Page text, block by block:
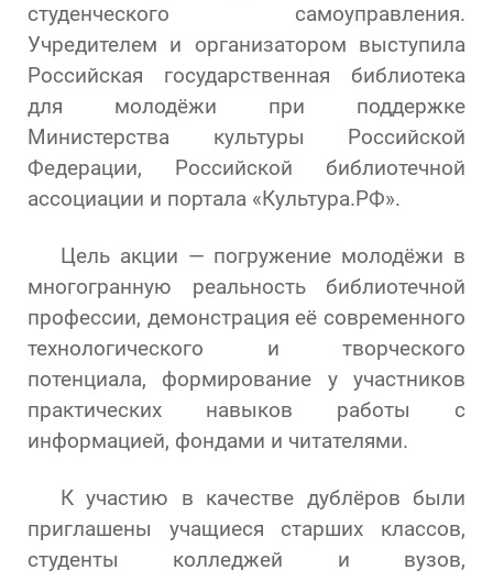
студенческого самоуправления.
Учредителем и организатором выступила
Российская государственная библиотека
для молодёжи при поддержке
Министерства культуры Российской
Федерации, Российской библиотечной
ассоциации и портала «Культура.РФ».
Цель акции — погружение молодёжи в
многогранную реальность библиотечной
профессии, демонстрация её современного
технологического и творческого
потенциала, формирование у участников
практических навыков работы с
информацией, фондами и читателями.
К участию в качестве дублёров были
приглашены учащиеся старших классов,
студенты колледжей и вузов,